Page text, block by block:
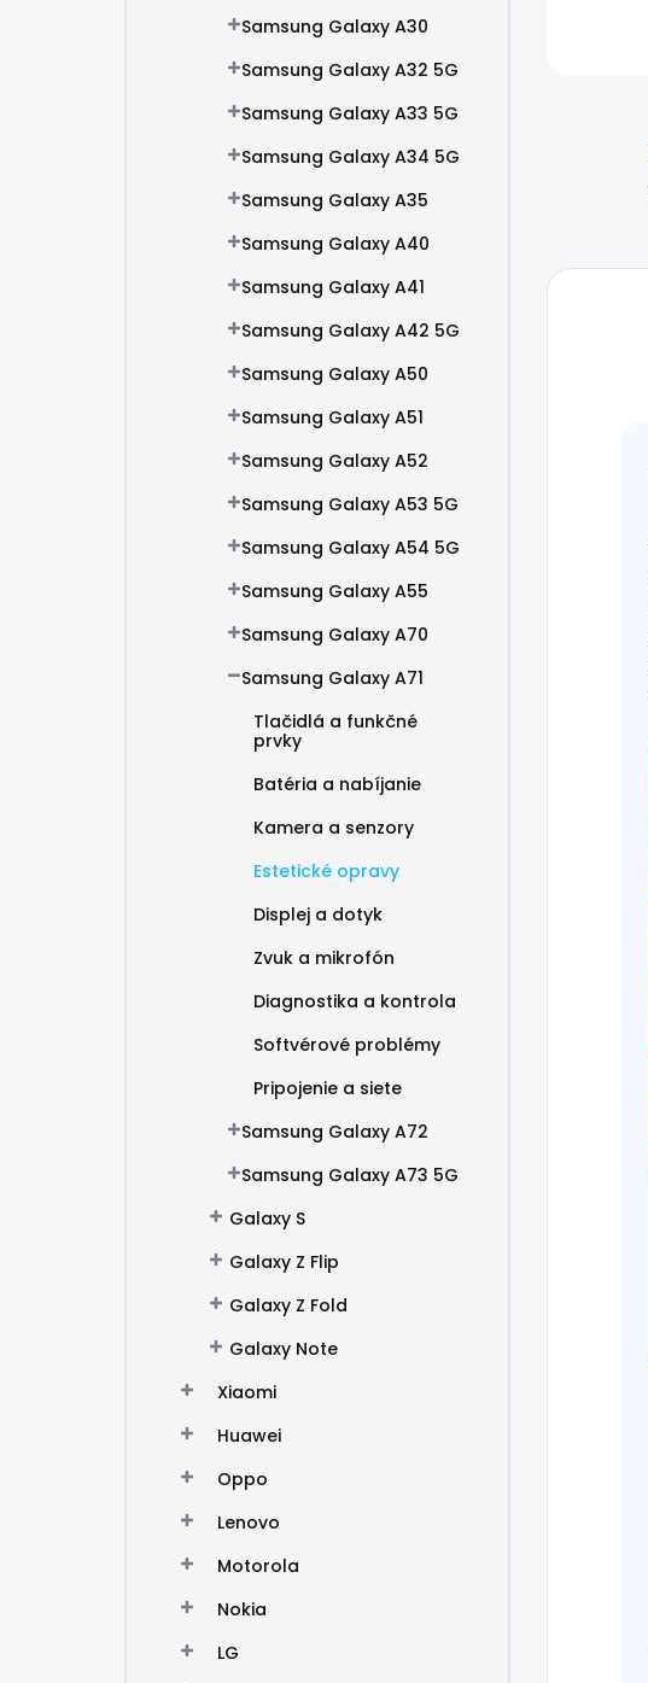
Samsung Galaxy A30
Samsung Galaxy A32 5G
Samsung Galaxy A33 5G
Samsung Galaxy A34 5G
Samsung Galaxy A35
Samsung Galaxy A40
Samsung Galaxy A41
Samsung Galaxy A42 5G
Samsung Galaxy A50
Samsung Galaxy A51
Samsung Galaxy A52
Samsung Galaxy A53 5G
Samsung Galaxy A54 5G
Samsung Galaxy A55
Samsung Galaxy A70
Samsung Galaxy A71
Tlačidlá a funkčné
prvky
Batéria a nabíjanie
Kamera a senzory
Estetické opravy
Displej a dotyk
Zvuk a mikrofón
Diagnostika a kontrola
Softvérové problémy
Pripojenie a siete
Samsung Galaxy A72
Samsung Galaxy A73 5G
Galaxy S
Galaxy Z Flip
Galaxy Z Fold
Galaxy Note
Xiaomi
Huawei
Oppo
Lenovo
Motorola
Nokia
LG